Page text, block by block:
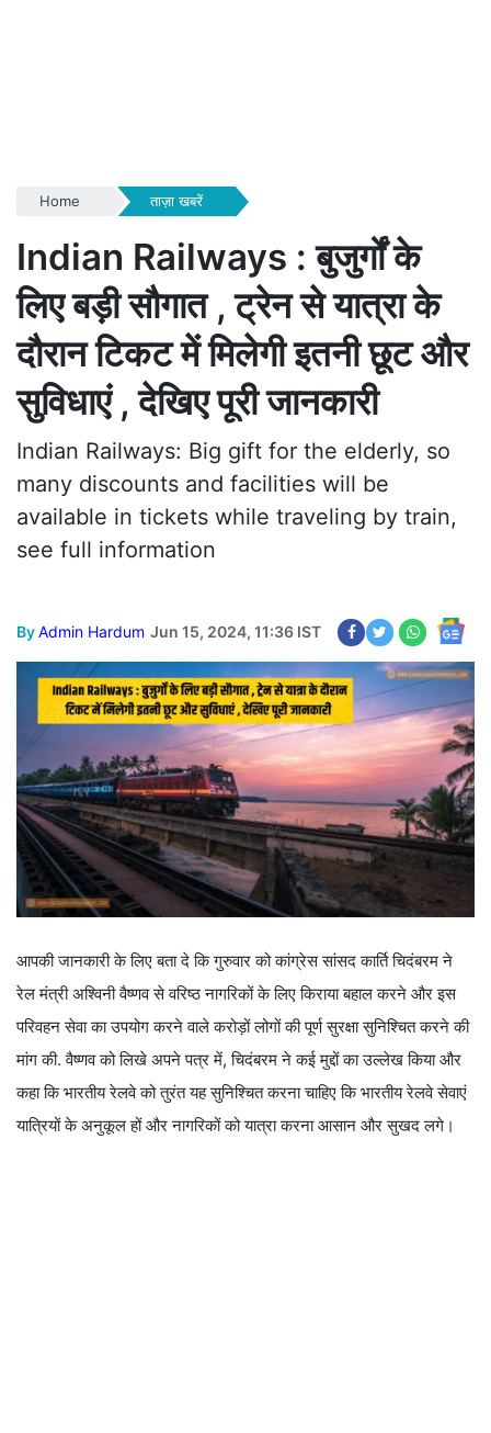
Home ताज़ा खबरें
Indian Railways : बुजुर्गों के
लिए बड़ी सौगात , ट्रेन से यात्रा के
दौरान टिकट में मिलेगी इतनी छूट और
सुविधाएं , देखिए पूरी जानकारी
Indian Railways: Big gift for the elderly, so
many discounts and facilities will be
available in tickets while traveling by train,
see full information
ByAdmin Hardum Jun 15, 2024, 11:36 IST
आपकी जानकारी के लिए बता दे कि गुरुवार को कांग्रेस सांसद कार्ति चिदंबरम ने
रेल मंत्री अश्विनी वैष्णव से वरिष्ठ नागरिकों के लिए किराया बहाल करने और इस
परिवहन सेवा का उपयोग करने वाले करोड़ों लोगों की पूर्ण सुरक्षा सुनिश्चित करने की
मांग की. वैष्णव को लिखे अपने पत्र में, चिदंबरम ने कई मुद्दों का उल्लेख किया और
कहा कि भारतीय रेलवे को तुरंत यह सुनिश्चित करना चाहिए कि भारतीय रेलवे सेवाएं
यात्रियों के अनुकूल हों और नागरिकों को यात्रा करना आसान और सुखद लगे।